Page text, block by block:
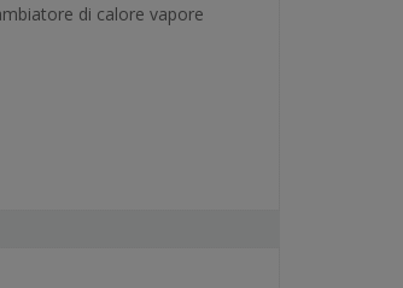
di calore vapore